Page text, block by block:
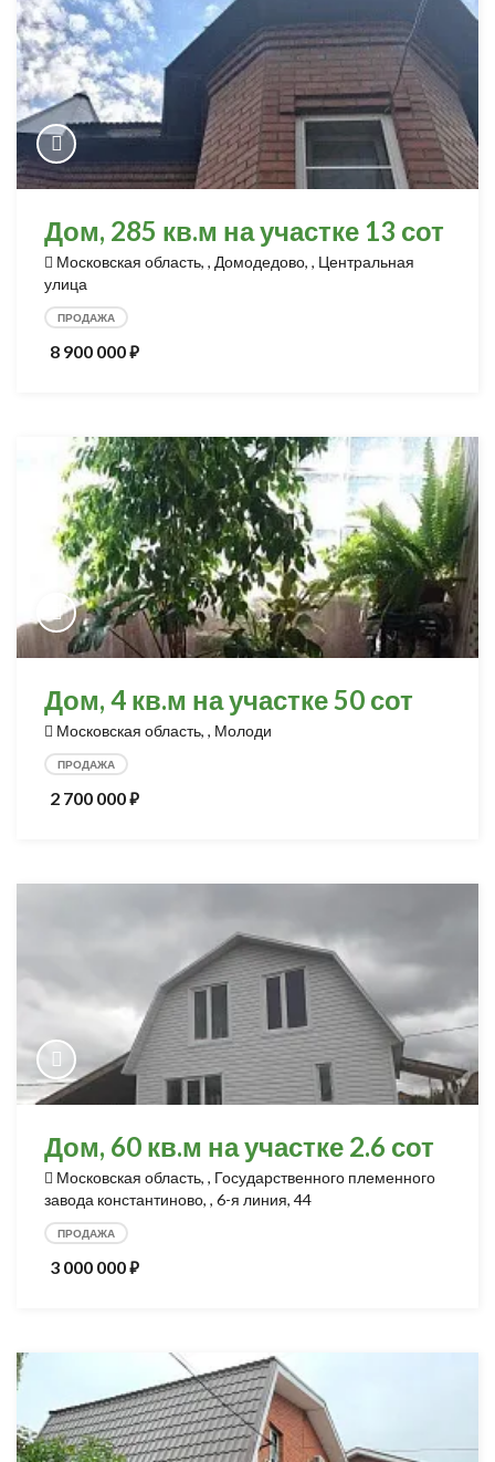
Дом, 285 кв.м на участке 13 сот
Московская область, , Домодедово, , Центральная
улица
ПРОДАЖА
8 900 000⃏
Дом, 4 кв.м на участке 50 сот
Московская область, , Молоди
ПРОДАЖА
2 700 000⃏
Дом, 60 кв.м на участке 2.6 сот
Московская область, , Государственного племенного
завода константиново, , 6-я линия, 44
ПРОДАЖА
3 000 000⃏